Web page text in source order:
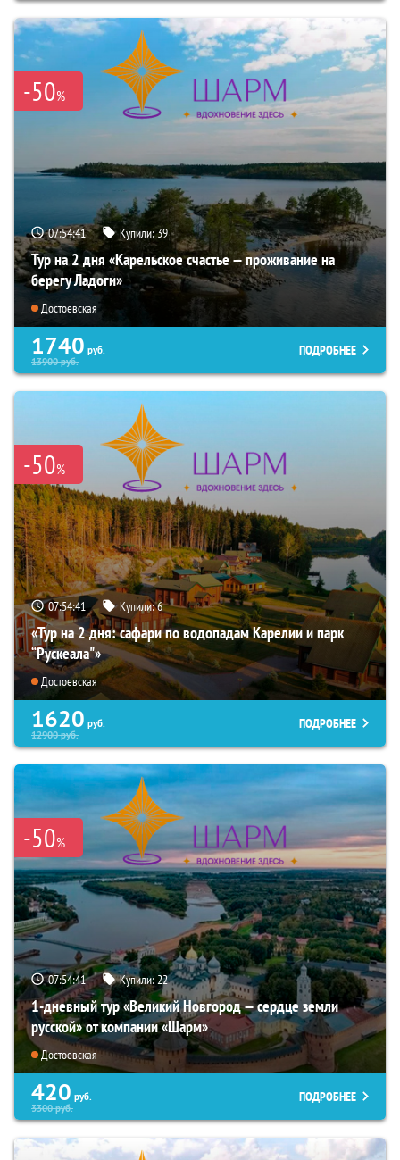
-50%
07:54:40 Купили:39
Тур на 2 дня «Карельское счастье — проживание на
берегу Ладоги»
Достоевская
1740 руб.
13900руб.
ПОДРОБНЕЕ
-50%
07:54:40 Купили:6
«Тур на 2 дня: сафари по водопадам Карелии и парк
“Рускеала"»
Достоевская
1620 руб.
12900руб.
ПОДРОБНЕЕ
-50%
07:54:40 Купили:22
1-дневный тур «Великий Новгород — сердце земли
русской» от компании «Шарм»
Достоевская
420 руб.
3300руб.
ПОДРОБНЕЕ